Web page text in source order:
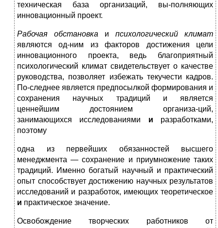
техническая база организаций, вы-полняющих
инновационный проект.
Рабочая обстановка и психологический климат
являются од-ним из факторов достижения цели
инновационного проекта, ведь благоприятный
психологический климат свидетельствует о качестве
руководства, позволяет избежать текучести кадров.
По-следнее является предпосылкой формирования и
сохранения научных традиций и является
ценнейшим достоянием организа-ций,
занимающихся исследованиями и разработками,
поэтому
одна из первейших обязанностей высшего
менеджмента — сохранение и приумножение таких
традиций. Именно богатый научный и практический
опыт способствует достижению научных результатов
исследований и разработок, имеющих теоретическое
и практическое значение.
Освобождение творческих работников от